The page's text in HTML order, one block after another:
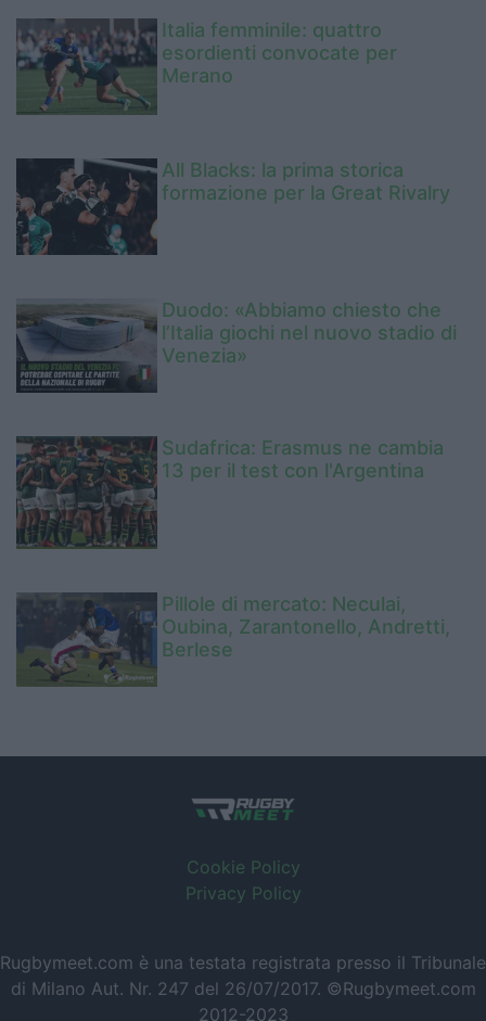
Italia femminile: quattro
esordienti convocate per
Merano
All Blacks: la prima storica
formazione per la Great Rivalry
Duodo: «Abbiamo chiesto che
l’Italia giochi nel nuovo stadio di
Venezia»
Sudafrica: Erasmus ne cambia
13 per il test con l'Argentina
Pillole di mercato: Neculai,
Oubina, Zarantonello, Andretti,
Berlese
Cookie Policy
Privacy Policy
Rugbymeet.com è una testata registrata presso il Tribunale
di Milano Aut. Nr. 247 del 26/07/2017. ©Rugbymeet.com
2012-2023